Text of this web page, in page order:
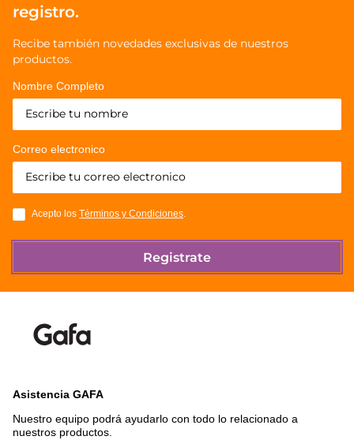
registro.
Recibe también novedades exclusivas de nuestros
productos.
Nombre Completo
Correo electronico
Acepto los Términos y Condiciones
Registrate
Asistencia GAFA
Nuestro equipo podrá ayudarlo con todo lo relacionado a
nuestros productos.